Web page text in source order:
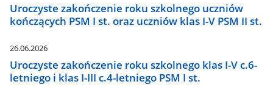
Uroczyste zakończenie roku szkolnego uczniów
kończących PSM I st. oraz uczniów klas I-V PSM II st.
26.06.2026
Uroczyste zakończenie roku szkolnego klas I-V c.6-
letniego i klas I-III c.4-letniego PSM I st.